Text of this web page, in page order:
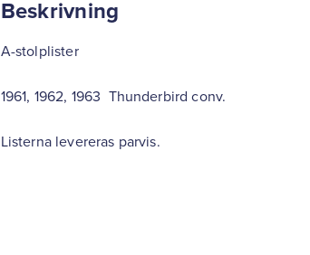
Beskrivning
A-stolplister
1961, 1962, 1963 Thunderbird conv.
Listerna levereras parvis.